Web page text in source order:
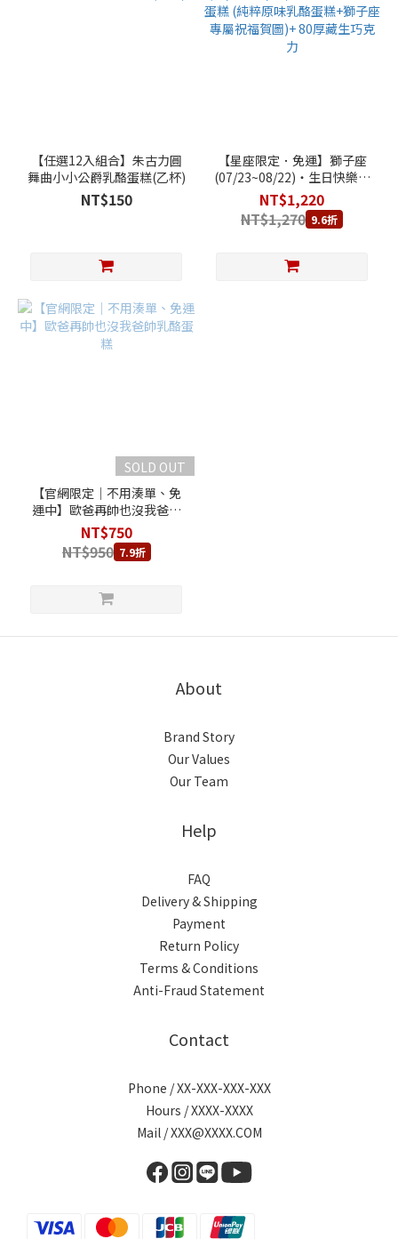
【任選12入組合】朱古力圓
舞曲小小公爵乳酪蛋糕(乙杯)
NT$150
【星座限定．免運】獅子座
(07/23~08/22)‧生日快樂乳
酪蛋糕 (純粹原味乳酪蛋糕
+獅子座專屬祝福賀圖)+ 80
厚藏生巧克力
NT$1,220
NT$1,270 9.6折
SOLD OUT
【官網限定｜不用湊單、免
運中】歐爸再帥也沒我爸帥
乳酪蛋糕
NT$750
NT$950 7.9折
About
Brand Story
Our Values
Our Team
Help
FAQ
Delivery & Shipping
Payment
Return Policy
Terms & Conditions
Anti-Fraud Statement
Contact
Phone / XX-XXX-XXX-XXX
Hours / XXXX-XXXX
Mail / XXX@XXXX.COM